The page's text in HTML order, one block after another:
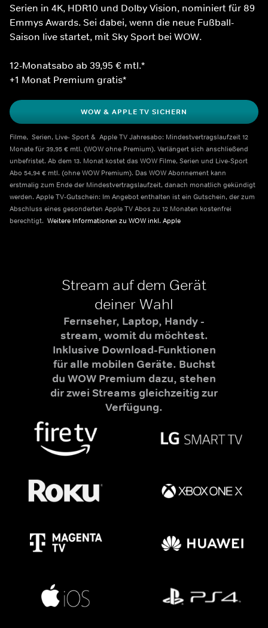
Serien in 4K, HDR10 und Dolby Vision, nominiert für 89
Emmys Awards. Sei dabei, wenn die neue Fußball-
Saison live startet, mit Sky Sport bei WOW.
12-Monatsabo ab 39,95 € mtl.*
+1 Monat Premium gratis*
WOW & APPLE TV SICHERN
Filme,  Serien, Live- Sport &  Apple TV Jahresabo: Mindestvertragslaufzeit 12
Monate für 39,95 € mtl. (WOW ohne Premium). Verlängert sich anschließend
unbefristet. Ab dem 13. Monat kostet das WOW Filme, Serien und Live-Sport
Abo 54,94 € mtl. (ohne WOW Premium). Das WOW Abonnement kann
erstmalig zum Ende der Mindestvertragslaufzeit, danach monatlich gekündigt
werden. Apple TV-Gutschein: Im Angebot enthalten ist ein Gutschein, der zum
Abschluss eines gesonderten Apple TV Abos zu 12 Monaten kostenfrei
berechtigt. Weitere Informationen zu WOW inkl. Apple
Stream auf dem Gerät
deiner Wahl
Fernseher, Laptop, Handy -
stream, womit du möchtest.
Inklusive Download-Funktionen
für alle mobilen Geräte. Buchst
du WOW Premium dazu, stehen
dir zwei Streams gleichzeitig zur
Verfügung.